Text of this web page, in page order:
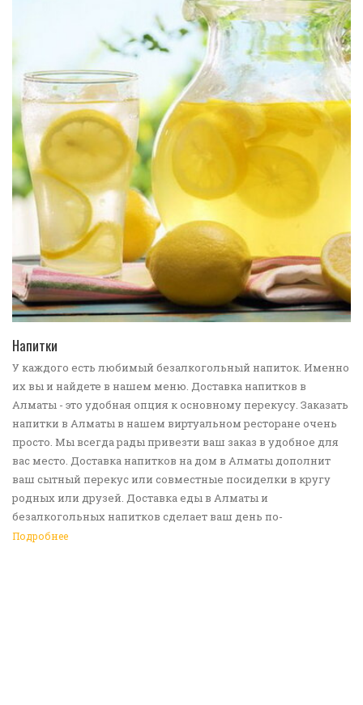
Напитки
У каждого есть любимый безалкогольный напиток. Именно
их вы и найдете в нашем меню. Доставка напитков в
Алматы - это удобная опция к основному перекусу. Заказать
напитки в Алматы в нашем виртуальном ресторане очень
просто. Мы всегда рады привезти ваш заказ в удобное для
вас место. Доставка напитков на дом в Алматы дополнит
ваш сытный перекус или совместные посиделки в кругу
родных или друзей. Доставка еды в Алматы и
безалкогольных напитков сделает ваш день по-
настоящему ярким и беззаботным. Обращайтесь к нам за
Подробнее